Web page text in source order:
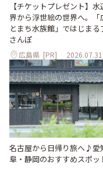
【チケットプレゼント】
界から浮世絵の世界へ。「
とまち水族館」ではじまる
さんぽ
広島県 [PR] 2026.07.31
名古屋から日帰り旅へ♪愛
阜・静岡のおすすめスポッ